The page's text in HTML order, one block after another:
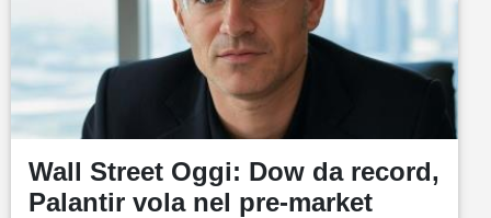
Wall Street Oggi: Dow da record,
Palantir vola nel pre-market